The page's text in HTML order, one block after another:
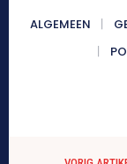
ALGEMEEN